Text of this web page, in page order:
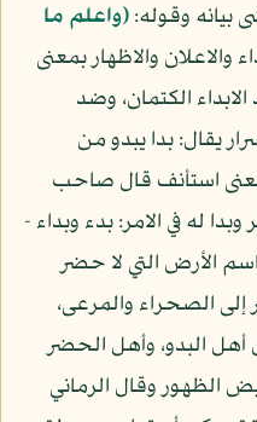
بيانه وقوله:(واعلم ما
والاعلان والاظهار بمعنى
الكتمان، وضد
يقال: بدا يبدو من
بمعنى استأنف قال صاحب
له في الامر: بدء وبداء -
اسم الأرض التي لا حضر
الصحراء والمرعى،
أهل البدو، وأهل الحضر
الظهور وقال الرماني